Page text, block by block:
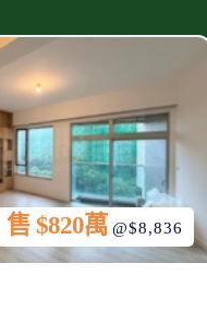
售 $820萬 @$8,836